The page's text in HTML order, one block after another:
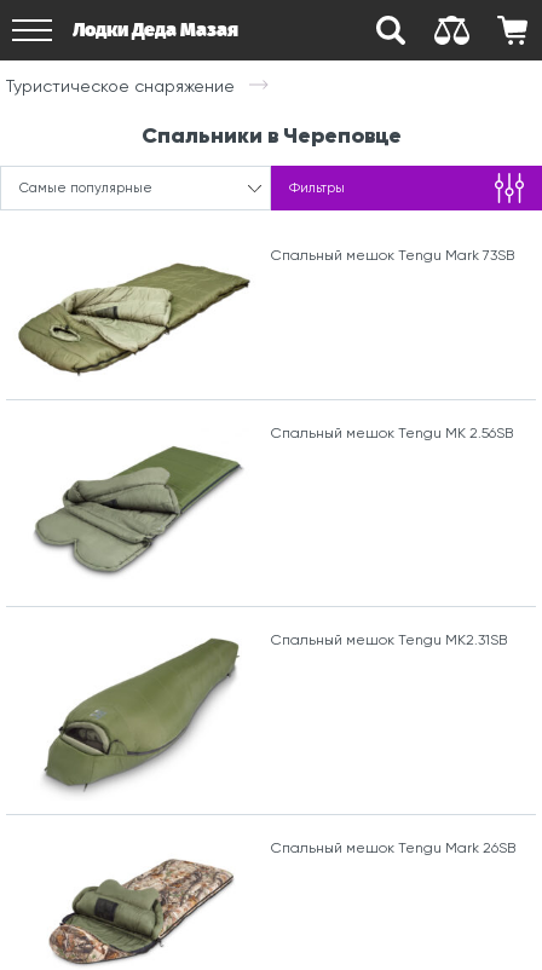
Лодки Деда Мазая
Туристическое снаряжение
Спальники в Череповце
Самые популярные Фильтры
Спальный мешок Tengu Mark 73SB
Спальный мешок Tengu MK 2.56SB
Спальный мешок Tengu MK2.31SB
Спальный мешок Tengu Mark 26SB